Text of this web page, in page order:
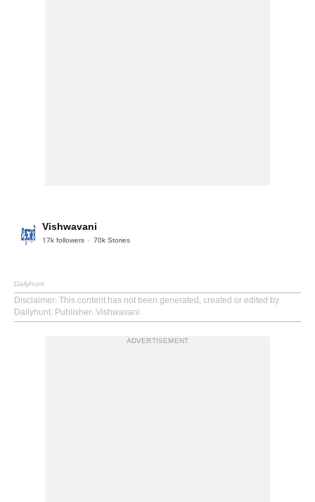
Vishwavani
17k followers 70k Stories
Dailyhunt
Disclaimer: This content has not been generated, created or edited by
Dailyhunt. Publisher: Vishwavani
ADVERTISEMENT